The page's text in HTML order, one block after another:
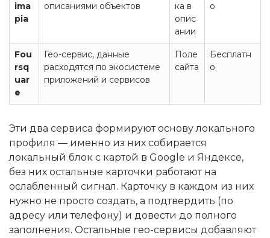
ima
pia
описаниями объектов
ка в
опис
ании
о
Fou
rsq
uar
e
Гео-сервис, данные
расходятся по экосистеме
приложений и сервисов
Поле
сайта
Бесплатн
о
Эти два сервиса формируют основу локального
профиля — именно из них собирается
локальный блок с картой в Google и Яндексе,
без них остальные карточки работают на
ослабленный сигнал. Карточку в каждом из них
нужно не просто создать, а подтвердить (по
адресу или телефону) и довести до полного
заполнения. Остальные гео-сервисы добавляют